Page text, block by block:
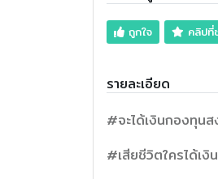
ถูกใจ คลิปที่
รายละเอียด
#จะได้เงินกองทุนส
#เสียชีวิตใครได้เงิ